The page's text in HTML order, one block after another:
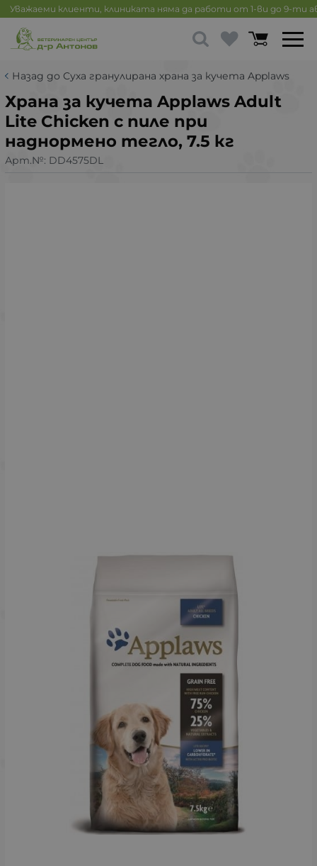
Уважаеми клиенти, клиниката няма да работи от 1-ви до 9-ти
Назад до Суха гранулирана храна за кучета Applaws
Храна за кучета Applaws Adult
Lite Chicken с пиле при
наднормено тегло, 7.5 кг
Арт.№: DD4575DL